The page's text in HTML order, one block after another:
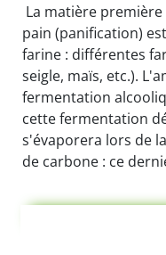
La matière
pain (panification)
farine : différentes
seigle, maïs, etc.).
fermentation
cette fermentation
s'évaporera lors de
de carbone : ce